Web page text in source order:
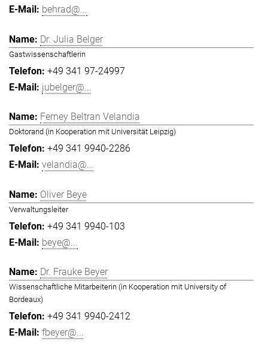
behrad@...
Dr. Julia Belger
Gastwissenschaftlerin
+49 341 97-24997
jubelger@...
Ferney Beltran Velandia
Doktorand (in Kooperation mit Universität Leipzig)
+49 341 9940-2286
velandia@...
Oliver Beye
Verwaltungsleiter
+49 341 9940-103
beye@...
Dr. Frauke Beyer
Wissenschaftliche Mitarbeiterin (in Kooperation mit University of
Bordeaux)
+49 341 9940-2412
fbeyer@...